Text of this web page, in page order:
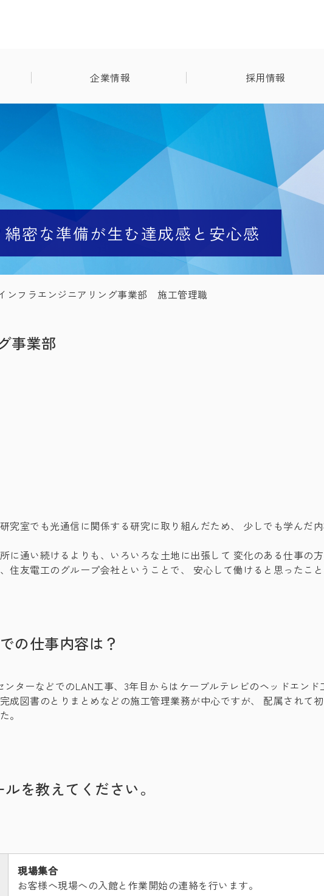
企業情報 採用情報
密な準備が生む達成感と安心感
ンフラエンジニアリング事業部 施工管理職
事業部
究室でも光通信に関係する研究に取り組んだため、 少しでも学んだ
に通い続けるよりも、いろいろな土地に出張して 変化のある仕事の
住友電工のグループ会社ということで、 安心して働けると思ったこと
の仕事内容は？
ターなどでのLAN工事、3年目からはケーブルテレビのヘッドエンド
成図書のとりまとめなどの施工管理業務が中心ですが、 配属されて
。
を教えてください。
現場集合
お客様へ現場への入館と作業開始の連絡を行います。